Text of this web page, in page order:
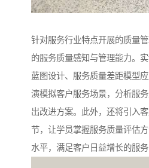
针对服务行业特点开展的质量
的服务质量感知与管理能力。
蓝图设计、服务质量差距模型
演模拟客户服务场景，分析服
出改进方案。此外，还将引入
节，让学员掌握服务质量评估
水平，满足客户日益增长的服务